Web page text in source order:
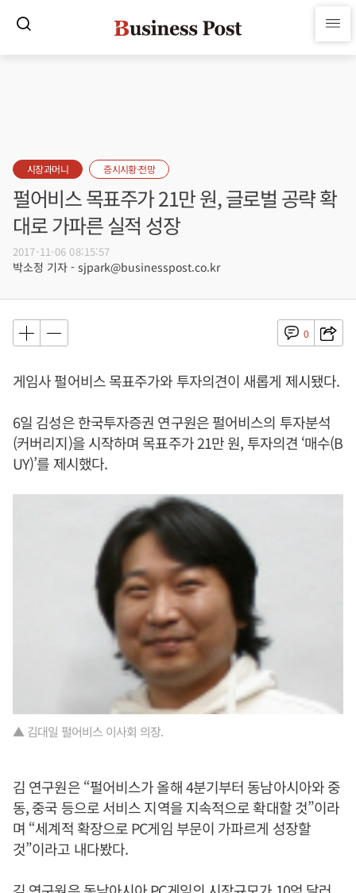
시장과머니 증시시황·전망
펄어비스 목표주가 21만 원, 글로벌 공략 확
대로 가파른 실적 성장
2017-11-06 08:15:57
박소정 기자 - sjpark@businesspost.co.kr
0
게임사 펄어비스 목표주가와 투자의견이 새롭게 제시됐다.
6일 김성은 한국투자증권 연구원은 펄어비스의 투자분석
(커버리지)을 시작하며 목표주가 21만 원, 투자의견 ‘매수(B
UY)’를 제시했다.
▲ 김대일 펄어비스 이사회 의장.
김 연구원은 “펄어비스가 올해 4분기부터 동남아시아와 중
동, 중국 등으로 서비스 지역을 지속적으로 확대할 것”이라
며 “세계적 확장으로 PC게임 부문이 가파르게 성장할
것”이라고 내다봤다.